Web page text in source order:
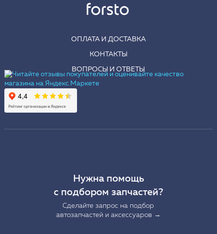
ОПЛАТА И ДОСТАВКА
КОНТАКТЫ
ВОПРОСЫ И ОТВЕТЫ
Нужна помощь
с подбором запчастей?
Сделайте запрос на подбор
автозапчастей и аксессуаров →